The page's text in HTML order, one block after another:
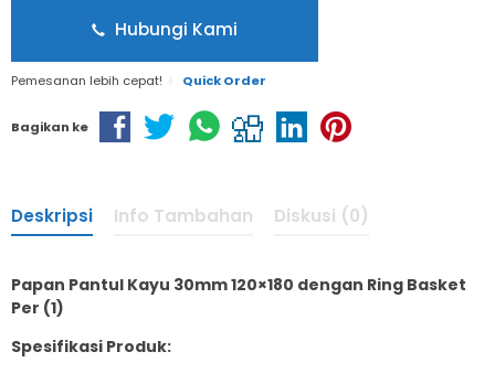
Hubungi Kami
Pemesanan lebih cepat! Quick Order
Bagikan ke
Deskripsi Info Tambahan Diskusi (0)
Papan Pantul Kayu 30mm 120×180 dengan Ring Basket
Per (1)
Spesifikasi Produk: